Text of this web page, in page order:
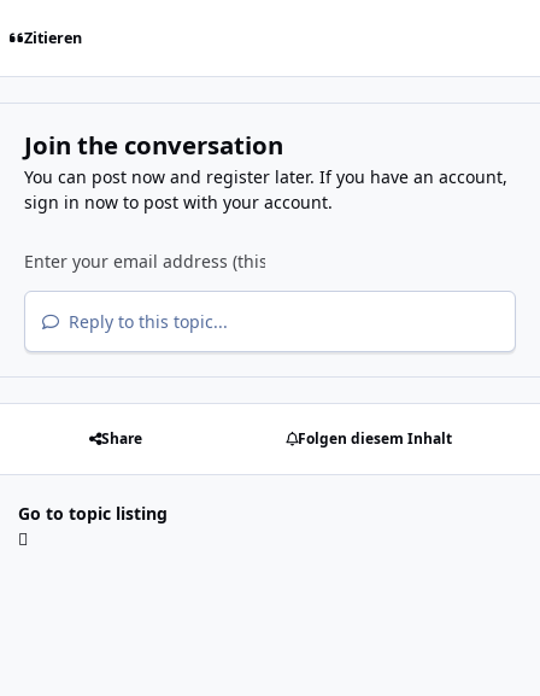
Zitieren
Join the conversation
You can post now and register later. If you have an account,
sign in nowto post with your account.
Reply to this topic...
Share Folgen diesem Inhalt
Go to topic listing